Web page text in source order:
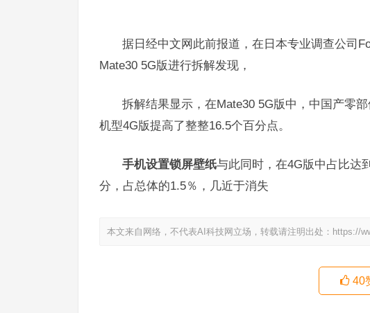
据日经中文网此前报道，在日本专业调查公司
Mate30 5G版进行拆解发现，
拆解结果显示，在Mate30 5G版中，中国产零
机型4G版提高了整整16.5个百分点。
手机设置锁屏壁纸与此同时，在4G版中占比达
分，占总体的1.5％，几近于消失
本文来自网络，不代表AI科技网立场，转载请注明出处： https://
40